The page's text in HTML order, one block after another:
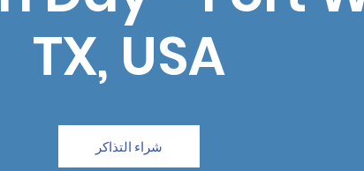
TX, USA
شراء التذاكر